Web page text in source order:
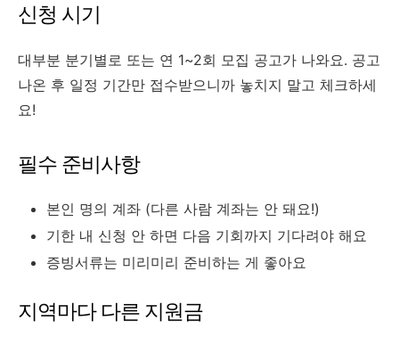
신청 시기
대부분 분기별로 또는 연 1~2회 모집 공고가 나와요. 공고
나온 후 일정 기간만 접수받으니까 놓치지 말고 체크하세
요!
필수 준비사항
본인 명의 계좌 (다른 사람 계좌는 안 돼요!)
기한 내 신청 안 하면 다음 기회까지 기다려야 해요
증빙서류는 미리미리 준비하는 게 좋아요
지역마다 다른 지원금